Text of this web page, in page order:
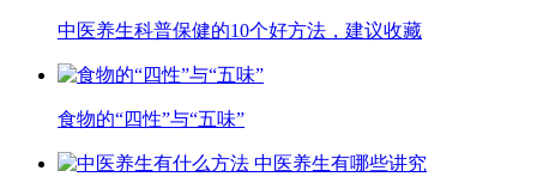
中医养生科普保健的10个好方法，建议收藏
食物的“四性”与“五味”